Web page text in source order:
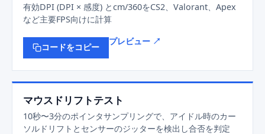
有効DPI (DPI × 感度) とcm/360をCS2、Valorant、Apex
など主要FPS向けに計算
コードをコピー
プレビュー ↗
マウスドリフトテスト
10秒〜3分のポインタサンプリングで、アイドル時のカー
ソルドリフトとセンサーのジッターを検出し合否を判定